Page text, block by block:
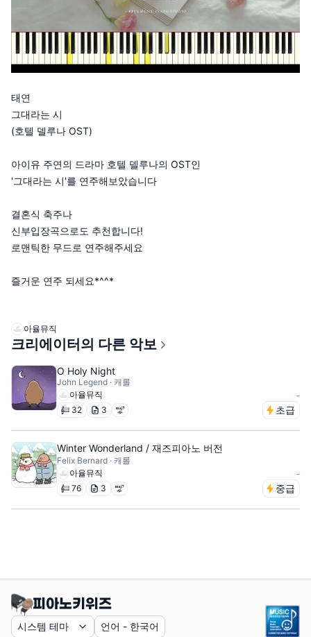
태연
그대라는 시
(호텔 델루나 OST)
아이유 주연의 드라마 호텔 델루나의 OST인
'그대라는 시'를 연주해보았습니다
결혼식 축주나
신부입장곡으로도 추천합니다!
로맨틱한 무드로 연주해주세요
즐거운 연주 되세요*^^*
아율뮤직
크리에이터의 다른 악보
O Holy Night
John Legend · 캐롤
아율뮤직
-
32 3 초급
Winter Wonderland / 재즈피아노 버전
Felix Bernard · 캐롤
아율뮤직
-
76 3 중급
시스템 테마 언어 - 한국어